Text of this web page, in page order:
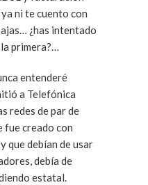
ni te cuento con
¿has intentado
primera?…
entenderé
a Telefónica
redes de par de
fue creado con
que debían de usar
debía de
estatal.